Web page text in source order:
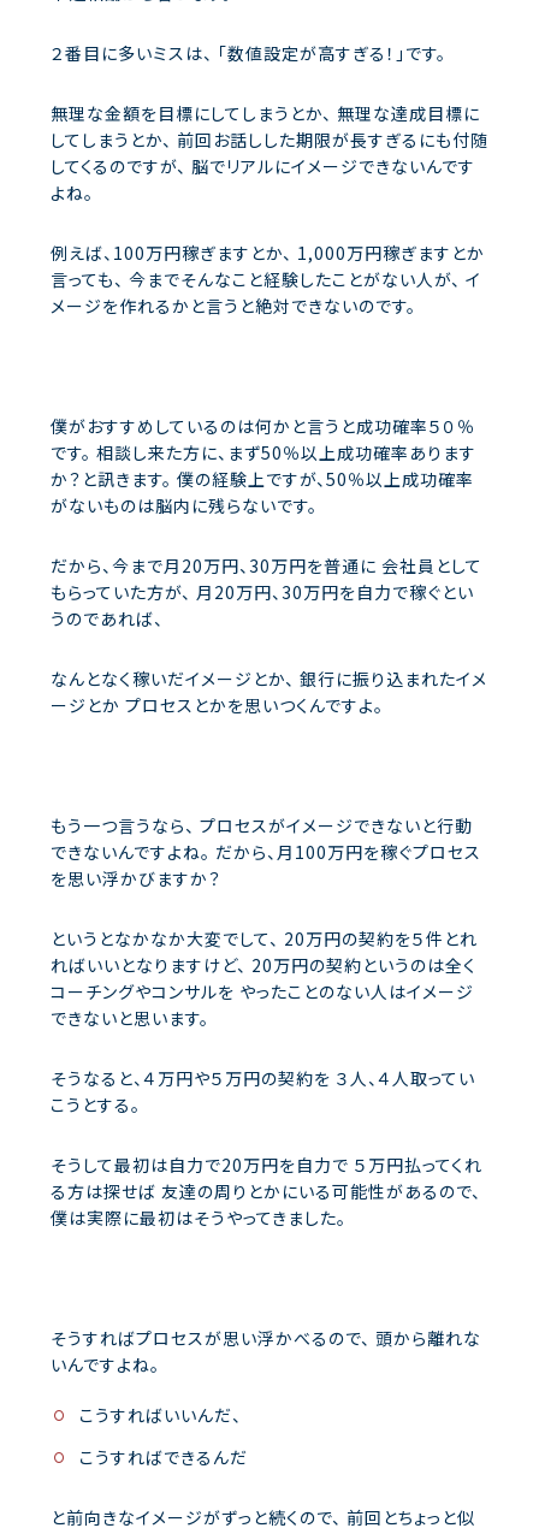
２番目に多いミスは、 「数値設定が高すぎる！」です。
無理な金額を目標にしてしまうとか、 無理な達成目標に
してしまうとか、 前回お話しした期限が長すぎるにも付随
してくるのですが、 脳でリアルにイメージできないんです
よね。
例えば、100万円稼ぎますとか、 1,000万円稼ぎますとか
言っても、 今までそんなこと経験したことがない人が、 イ
メージを作れるかと言うと絶対できないのです。
僕がおすすめしているのは何かと言うと成功確率５０％
です。 相談し来た方に、まず50％以上成功確率あります
か？と訊きます。 僕の経験上ですが、50％以上成功確率
がないものは脳内に残らないです。
だから、今まで月20万円、30万円を普通に 会社員として
もらっていた方が、 月20万円、30万円を自力で稼ぐとい
うのであれば、
なんとなく稼いだイメージとか、 銀行に振り込まれたイメ
ージとか プロセスとかを思いつくんですよ。
もう一つ言うなら、 プロセスがイメージできないと行動
できないんですよね。 だから、月100万円を稼ぐプロセス
を思い浮かびますか？
というとなかなか大変でして、 20万円の契約を５件とれ
ればいいとなりますけど、 20万円の契約というのは全く
コーチングやコンサルを やったことのない人はイメージ
できないと思います。
そうなると、４万円や５万円の契約を ３人、４人取ってい
こうとする。
そうして最初は自力で20万円を自力で ５万円払ってくれ
る方は探せば 友達の周りとかにいる可能性があるので、
僕は実際に最初はそうやってきました。
そうすればプロセスが思い浮かべるので、 頭から離れな
いんですよね。
こうすればいいんだ、
こうすればできるんだ
と前向きなイメージがずっと続くので、 前回とちょっと似